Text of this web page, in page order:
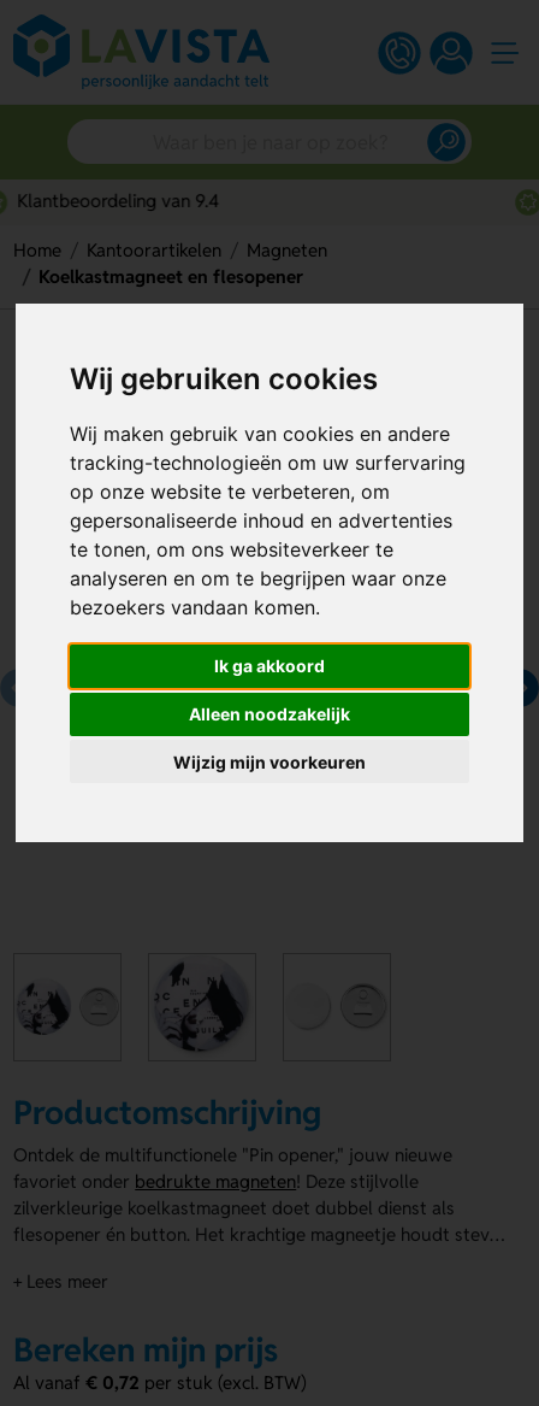
Wij gebruiken cookies
Wij maken gebruik van cookies en andere
tracking-technologieën om uw surfervaring
op onze website te verbeteren, om
gepersonaliseerde inhoud en advertenties
te tonen, om ons websiteverkeer te
analyseren en om te begrijpen waar onze
bezoekers vandaan komen.
Ik ga akkoord
Alleen noodzakelijk
Wijzig mijn voorkeuren
Snelle persoonlijke service
Home Kantoorartikelen
Magneten
Koelkastmagneet en flesopener
Koelkastmagneet en flesopener
Artikelnummer:
Productomschrijving
Ontdek de multifunctionele "Pin opener," jouw nieuwe
favoriet onder bedrukte magneten! Deze stijlvolle
zilverkleurige koelkastmagneet doet dubbel dienst als
flesopener én button. Het krachtige magneetje houdt stevig
altijd binnen handbereik is. Met een diameter van 5,8 cm
doming opdruk in full colour. Let op: bij onbedrukte
bestellingen wordt het artikel ongemonteerd geleverd.
Perfect als promotieartikel om jouw merk dagelijks in de
+ Lees meer
Bereken mijn prijs
Al vanaf€ 0,72 per stuk (excl. BTW)